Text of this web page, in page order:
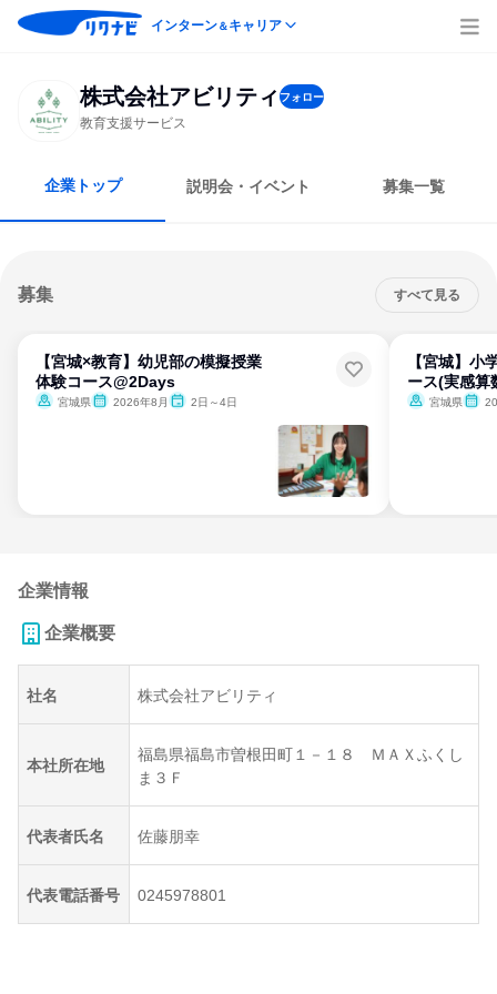
インターン＆キャリア
株式会社アビリティ フォロー
教育支援サービス
企業トップ 説明会・イベント 募集一覧
募集 すべて見る
【宮城×教育】幼児部の模擬授業
体験コース@2Days
宮城県 2026年8月 2日～4日
【宮城】小
ース(実感算
宮城県
企業情報
企業概要
社名 株式会社アビリティ
本社所在地
福島県福島市曽根田町１－１８ ＭＡＸふくし
ま３Ｆ
代表者氏名 佐藤朋幸
代表電話番号 0245978801